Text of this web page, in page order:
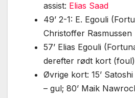
assist: Elias Saad
49’ 2-1: E. Egouli
Christoffer Rasmussen
57’ Elias Egouli
derefter rødt kort (foul)
Øvrige kort: 15’
– gul; 80’ Maik